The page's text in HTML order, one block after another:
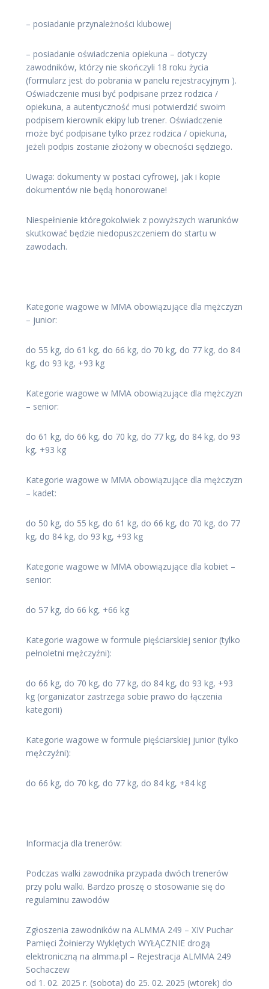
– posiadanie przynależności klubowej
– posiadanie oświadczenia opiekuna – dotyczy
zawodników, którzy nie skończyli 18 roku życia
(formularz jest do pobrania w panelu rejestracyjnym ).
Oświadczenie musi być podpisane przez rodzica /
opiekuna, a autentyczność musi potwierdzić swoim
podpisem kierownik ekipy lub trener. Oświadczenie
może być podpisane tylko przez rodzica / opiekuna,
jeżeli podpis zostanie złożony w obecności sędziego.
Uwaga: dokumenty w postaci cyfrowej, jak i kopie
dokumentów nie będą honorowane!
Niespełnienie któregokolwiek z powyższych warunków
skutkować będzie niedopuszczeniem do startu w
zawodach.
Kategorie wagowe w MMA obowiązujące dla mężczyzn
– junior:
do 55 kg, do 61 kg, do 66 kg, do 70 kg, do 77 kg, do 84
kg, do 93 kg, +93 kg
Kategorie wagowe w MMA obowiązujące dla mężczyzn
– senior:
do 61 kg, do 66 kg, do 70 kg, do 77 kg, do 84 kg, do 93
kg, +93 kg
Kategorie wagowe w MMA obowiązujące dla mężczyzn
– kadet:
do 50 kg, do 55 kg, do 61 kg, do 66 kg, do 70 kg, do 77
kg, do 84 kg, do 93 kg, +93 kg
Kategorie wagowe w MMA obowiązujące dla kobiet –
senior:
do 57 kg, do 66 kg, +66 kg
Kategorie wagowe w formule pięściarskiej senior (tylko
pełnoletni mężczyźni):
do 66 kg, do 70 kg, do 77 kg, do 84 kg, do 93 kg, +93
kg (organizator zastrzega sobie prawo do łączenia
kategorii)
Kategorie wagowe w formule pięściarskiej junior (tylko
mężczyźni):
do 66 kg, do 70 kg, do 77 kg, do 84 kg, +84 kg
Informacja dla trenerów:
Podczas walki zawodnika przypada dwóch trenerów
przy polu walki. Bardzo proszę o stosowanie się do
regulaminu zawodów
Zgłoszenia zawodników na ALMMA 249 – XIV Puchar
Pamięci Żołnierzy Wyklętych WYŁĄCZNIE drogą
elektroniczną na almma.pl – Rejestracja ALMMA 249
Sochaczew
od 1. 02. 2025 r. (sobota) do 25. 02. 2025 (wtorek) do